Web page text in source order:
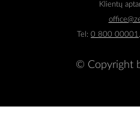
Klientų
Tel: 0 800
© Copyright